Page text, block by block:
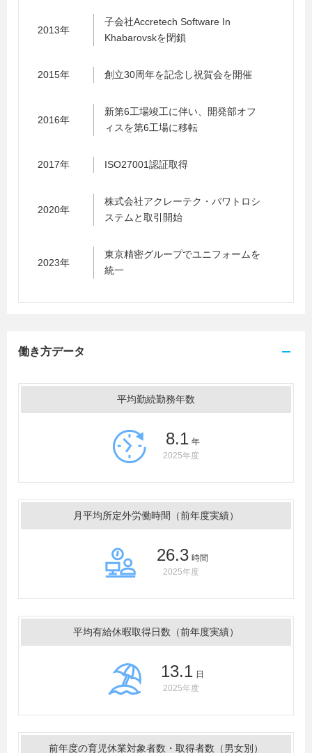
2013年
子会社Accretech Software In
Khabarovskを閉鎖
2015年 創立30周年を記念し祝賀会を開催
2016年
新第6工場竣工に伴い、開発部オフ
ィスを第6工場に移転
2017年 ISO27001認証取得
2020年
株式会社アクレーテク・パワトロシ
ステムと取引開始
2023年
東京精密グループでユニフォームを
統一
働き方データ
平均勤続勤務年数
8.1 年
2025年度
月平均所定外労働時間（前年度実績）
26.3 時間
2025年度
平均有給休暇取得日数（前年度実績）
13.1 日
2025年度
前年度の育児休業対象者数・取得者数（男女別）